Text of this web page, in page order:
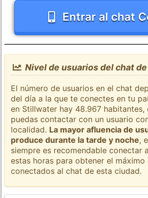
Entrar al chat
Nivel de usuarios del chat
El número de usuarios en el chat
del día a la que te conectes en tu
en Stillwater hay 48.967 habitantes,
puedas contactar con un usuario
localidad. La mayor afluencia de
produce durante la tarde y noche,
siempre es recomendable conectar
estas horas para obtener el máximo
conectados al chat de esta ciudad.